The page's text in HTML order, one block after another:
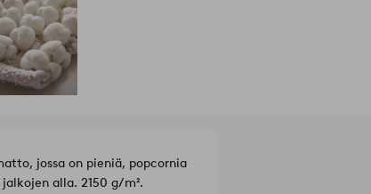
jossa on pieniä, popcornia
alla. 2150 g/m².